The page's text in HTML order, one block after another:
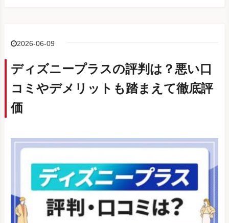
2026-06-09
ディズニープラスの評判は？悪い口
コミやデメリットも踏まえて徹底評
価